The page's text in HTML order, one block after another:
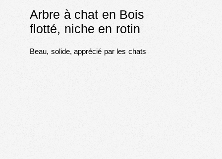
Arbre à chat en Bois
flotté, niche en rotin
Beau, solide, apprécié par les chats